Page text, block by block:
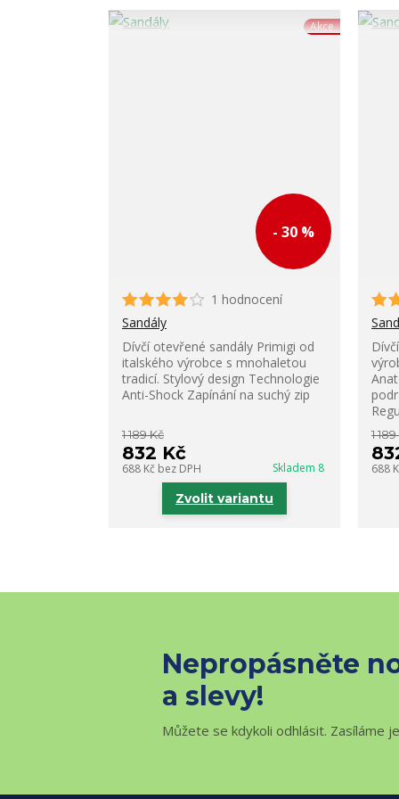
Akce
- 30 %
1 hodnocení
Sandály
Dívčí otevřené sandály Primigi od
italského výrobce s mnohaletou
tradicí. Stylový design Technologie
Anti-Shock Zapínání na suchý zip
1 189 Kč
832 Kč
688 Kč bez DPH Skladem 8
Zvolit variantu
1
688
Nepropásněte
a slevy!
Můžete se kdykoli odhlásit. Zasíláme